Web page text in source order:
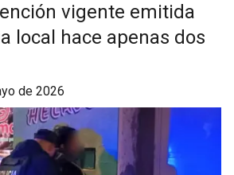
vigente emitida
local hace apenas dos
de 2026